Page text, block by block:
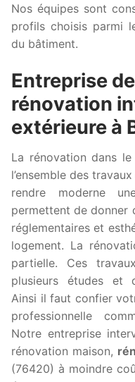
Nos équipes sont
profils choisis parmi
du bâtiment.
Entreprise
rénovation
extérieure à
La rénovation dans
l’ensemble des
rendre moderne
permettent de donner
réglementaires et
logement. La
partielle. Ces
plusieurs études et
Ainsi il faut confier
professionnelle
Notre entreprise
rénovation maison,
(76420) à moindre